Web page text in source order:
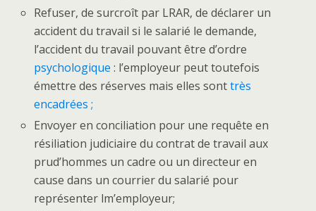
Refuser, de surcroît par LRAR, de déclarer un
accident du travail si le salarié le demande,
l’accident du travail pouvant être d’ordre
psychologique : l’employeur peut toutefois
émettre des réserves mais elles sonttrès
encadrées ;
Envoyer en conciliation pour une requête en
résiliation judiciaire du contrat de travail aux
prud’hommes un cadre ou un directeur en
cause dans un courrier du salarié pour
représenter lm’employeur;